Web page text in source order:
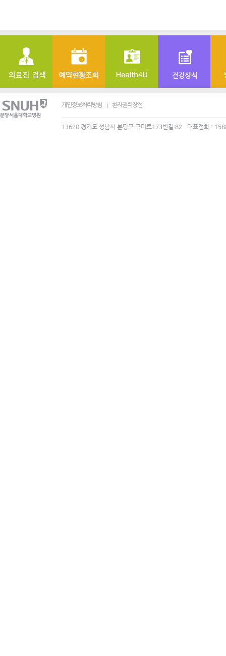
개인정보처리방침 환자권리장전
13620 경기도 성남시 분당구 구미로173번길 82 대표전화 :